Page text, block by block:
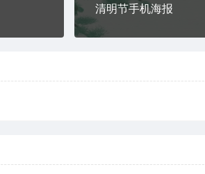
清明节手机海报